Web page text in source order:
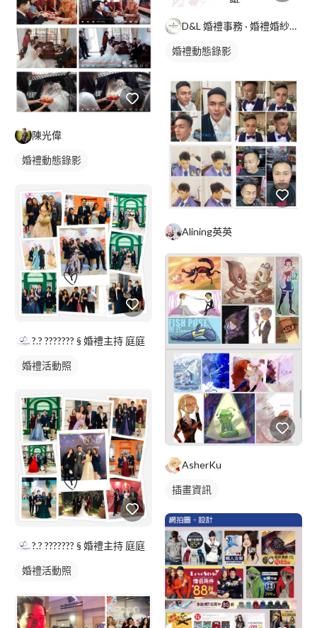
陳光偉
婚禮動態錄影
?.? ??????? § 婚禮主持 庭庭
婚禮活動照
?.? ??????? § 婚禮主持 庭庭
婚禮活動照
D&L 婚禮事務 · 婚禮婚紗攝影
婚禮動態錄影
Alining英英
AsherKu
插畫資訊